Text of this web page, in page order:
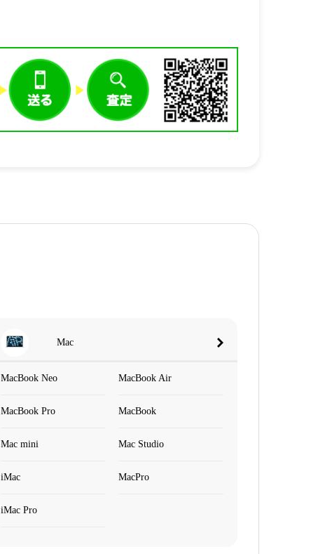
Mac
MacBook Neo MacBook Air
MacBook Pro MacBook
Mac mini Mac Studio
iMac MacPro
iMac Pro